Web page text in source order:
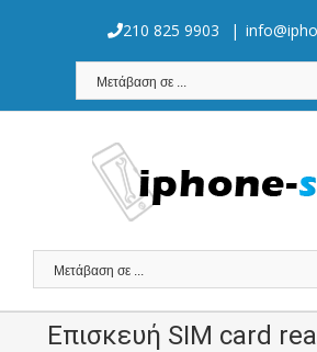
210 825 9903 |
Μετάβαση σε ...
Μετάβαση σε ...
Επισκευή SIM card